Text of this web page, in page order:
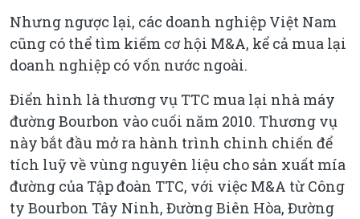
Nhưng ngược lại, các doanh nghiệp Việt Nam
cũng có thể tìm kiếm cơ hội M&A, kể cả mua lại
doanh nghiệp có vốn nước ngoài.
Điển hình là thương vụ TTC mua lại nhà máy
đường Bourbon vào cuối năm 2010. Thương vụ
này bắt đầu mở ra hành trình chinh chiến để
tích luỹ về vùng nguyên liệu cho sản xuất mía
đường của Tập đoàn TTC, với việc M&A từ Công
ty Bourbon Tây Ninh, Đường Biên Hòa, Đường